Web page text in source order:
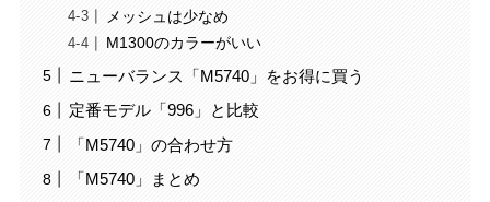
メッシュは少なめ
M1300のカラーがいい
ニューバランス「M5740」をお得に買う
定番モデル「996」と比較
「M5740」の合わせ方
「M5740」まとめ